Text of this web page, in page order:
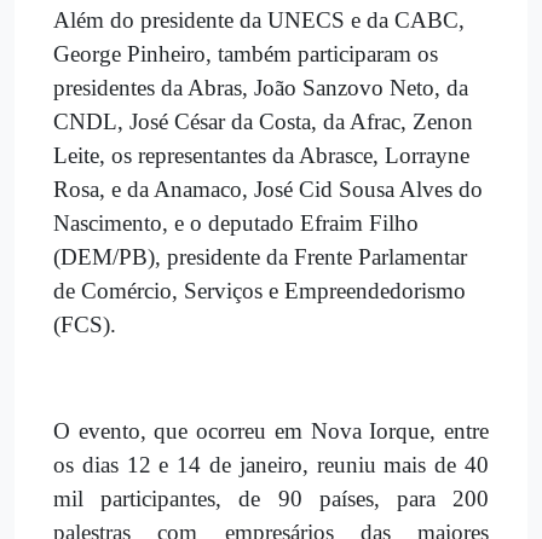
Além do presidente da UNECS e da CABC,
George Pinheiro, também participaram os
presidentes da Abras, João Sanzovo Neto, da
CNDL, José César da Costa, da Afrac, Zenon
Leite, os representantes da Abrasce, Lorrayne
Rosa, e da Anamaco, José Cid Sousa Alves do
Nascimento, e o deputado Efraim Filho
(DEM/PB), presidente da Frente Parlamentar
de Comércio, Serviços e Empreendedorismo
(FCS).
O evento, que ocorreu em Nova Iorque, entre
os dias 12 e 14 de janeiro, reuniu mais de 40
mil participantes, de 90 países, para 200
palestras com empresários das maiores